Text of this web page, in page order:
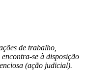
de trabalho,
encontra-se à disposição
(ação judicial).